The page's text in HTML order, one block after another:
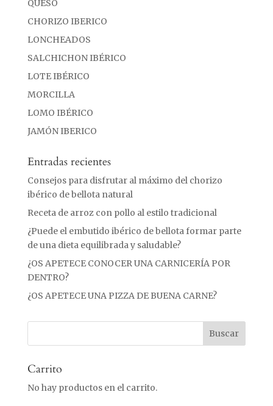
QUESO
CHORIZO IBERICO
LONCHEADOS
SALCHICHON IBÉRICO
LOTE IBÉRICO
MORCILLA
LOMO IBÉRICO
JAMÓN IBERICO
Entradas recientes
Consejos para disfrutar al máximo del chorizo
ibérico de bellota natural
Receta de arroz con pollo al estilo tradicional
¿Puede el embutido ibérico de bellota formar parte
de una dieta equilibrada y saludable?
¿OS APETECE CONOCER UNA CARNICERÍA POR
DENTRO?
¿OS APETECE UNA PIZZA DE BUENA CARNE?
Carrito
No hay productos en el carrito.